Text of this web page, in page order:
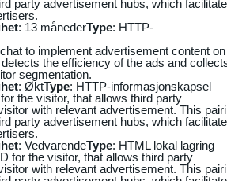
party advertisement hubs, which
: 13 månederType: HTTP-
to implement advertisement content on
the efficiency of the ads and
segmentation.
: ØktType: HTTP-informasjonskapsel
the visitor, that allows third party
with relevant advertisement. This
party advertisement hubs, which
: VedvarendeType: HTML lokal lagring
for the visitor, that allows third party
with relevant advertisement. This